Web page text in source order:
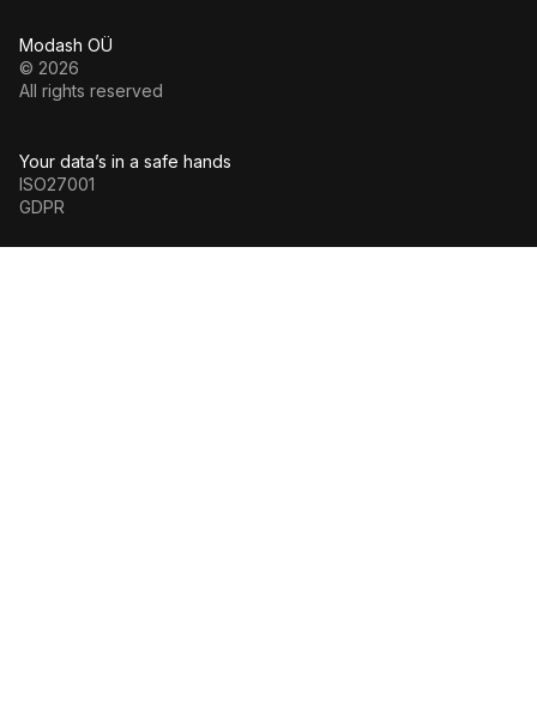
Modash OÜ
© 2026
All rights reserved
Your data’s in a safe hands
ISO27001
GDPR